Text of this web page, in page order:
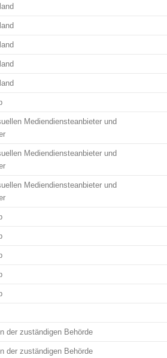
Mediendiensteanbieter und
Mediendiensteanbieter und
Mediendiensteanbieter und
der zuständigen Behörde
der zuständigen Behörde